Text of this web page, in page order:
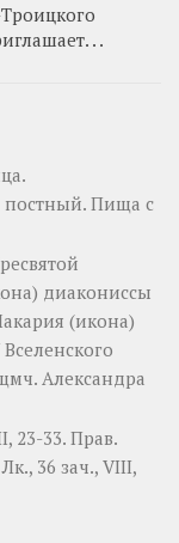
. .
постный. Пища с
) диакониссы
(икона)
Вселенского
Александра
23-33.Прав.
Лк., 36 зач., VIII,